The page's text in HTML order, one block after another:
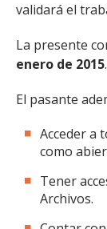
validará el
La presente
enero de 2015.
El pasante
Acceder a
como
Tener
Archivos.